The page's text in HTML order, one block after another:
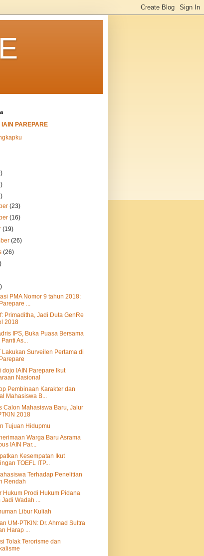
IAIN PAREPARE
(23)
(16)
(19)
(26)
(26)
PMA Nomor 9 tahun 2018:
...
Primaditha, Jadi Duta GenRe
2018
IPS, Buka Puasa Bersama
As...
Lakukan Surveilen Pertama di
dojo IAIN Parepare Ikut
Nasional
Pembinaan Karakter dan
Mahasiswa B...
Calon Mahasiswa Baru, Jalur
2018
Tujuan Hidupmu
Warga Baru Asrama
IAIN Par...
Kesempatan Ikut
TOEFL ITP...
Terhadap Penelitian
Rendah
Hukum Prodi Hukum Pidana
Jadi Wadah ...
Libur Kuliah
UM-PTKIN: Dr. Ahmad Sultra
Harap ...
Tolak Terorisme dan